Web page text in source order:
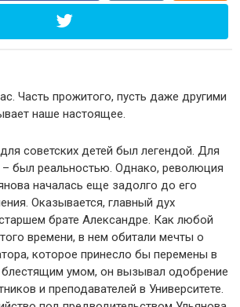
Часть прожитого, пусть даже другими
наше настоящее.
советских детей был легендой. Для
был реальностью. Однако, революция
началась еще задолго до его
Оказывается, главный дух
брате Александре. Как любой
времени, в нем обитали мечты о
которое принесло бы перемены в
блестящим умом, он вызывал одобрение
и преподавателей в Университете.